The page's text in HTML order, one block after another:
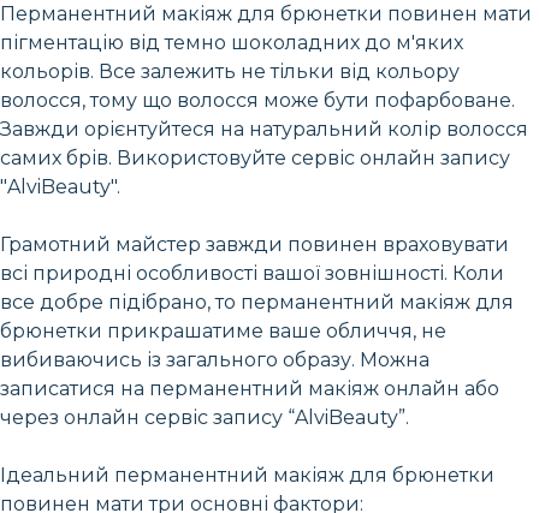
Перманентний макіяж для брюнетки повинен мати
пігментацію від темно шоколадних до м'яких
кольорів. Все залежить не тільки від кольору
волосся, тому що волосся може бути пофарбоване.
Завжди орієнтуйтеся на натуральний колір волосся
самих брів. Використовуйте сервіс онлайн запису
"AlviBeauty".
Грамотний майстер завжди повинен враховувати
всі природні особливості вашої зовнішності. Коли
все добре підібрано, то перманентний макіяж для
брюнетки прикрашатиме ваше обличчя, не
вибиваючись із загального образу. Можна
записатися на перманентний макіяж онлайн або
через онлайн сервіс запису “AlviBeauty”.
Ідеальний перманентний макіяж для брюнетки
повинен мати три основні фактори: